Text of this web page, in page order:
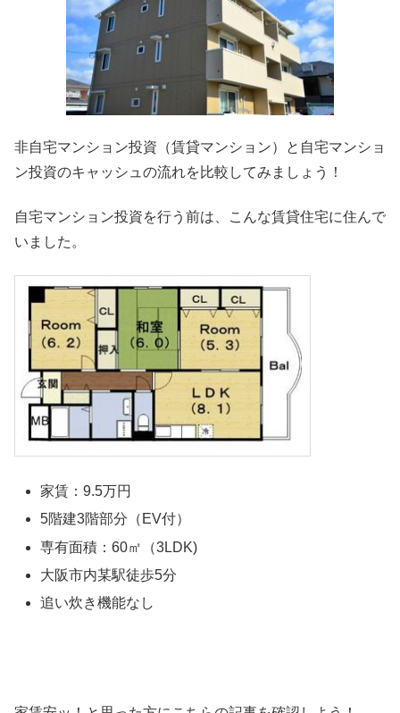
非自宅マンション投資（賃貸マンション）と自宅マンショ
ン投資のキャッシュの流れを比較してみましょう！
自宅マンション投資を行う前は、こんな賃貸住宅に住んで
いました。
家賃：9.5万円
5階建3階部分（EV付）
専有面積：60㎡（3LDK)
大阪市内某駅徒歩5分
追い炊き機能なし